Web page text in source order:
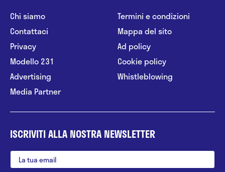
Chi siamo
Contattaci
Privacy
Modello 231
Advertising
Media Partner
Termini e condizioni
Mappa del sito
Ad policy
Cookie policy
Whistleblowing
ISCRIVITI ALLA NOSTRA NEWSLETTER